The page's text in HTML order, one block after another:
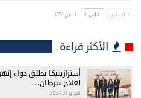
السابق التالي 1 من 172
الأكثر قراءة
لعلاج سرطان…
فبراير 8, 2024